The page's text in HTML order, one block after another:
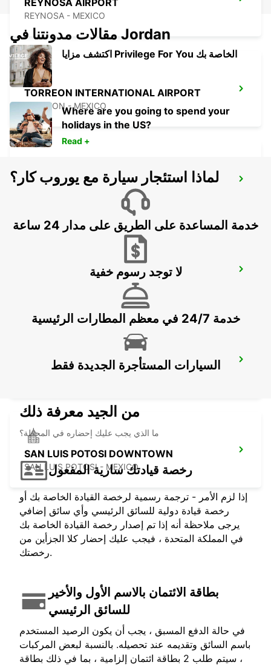
REYNOSA - MEXICO
TORREON INTERNATIONAL AIRPORT
TORREON - MEXICO
SAN LUIS POTOSI - AIRPORT
SAN LUIS POTOSI - MEXICO
ZACATECAS AIRPORT
ZACATECAS - DOWNTOWN
SAN LUIS POTOSI DOWNTOWN
SAN LUIS POTOSI - MEXICO
مقالات مدونتنا في Jordan
اكتشف مزايا Privilege For You الخاصة بك
Where are you going to spend your
holidays in the US?
Read +
لماذا استئجار سيارة مع يوروب كار؟
خدمة المساعدة على الطريق على مدار 24 ساعة
لا توجد رسوم خفية
خدمة 24/7 في معظم المطارات الرئيسية
السيارات المستأجرة الجديدة فقط
من الجيد معرفة ذلك
ما الذي يجب عليك إحضاره في المحطة؟
رخصة قيادتك سارية المفعول
إذا لزم الأمر - ترجمة رسمية لرخصة القيادة الخاصة بك أو
رخصة قيادة دولية للسائق الرئيسي وأي سائق إضافي
يرجى ملاحظة أنه إذا تم إصدار رخصة القيادة الخاصة بك
في المملكة المتحدة ، فيجب عليك إحضار كلا الجزأين من
رخصتك.
بطاقة الائتمان بالاسم الأول والأخير
للسائق الرئيسي
في حالة الدفع المسبق ، يجب أن يكون الرصيد المستخدم
باسم السائق وتقديمه عند تحصيله. بالنسبة لبعض المركبات
، سيتم طلب 2 بطاقة ائتمان إلزامية ، بما في ذلك بطاقة